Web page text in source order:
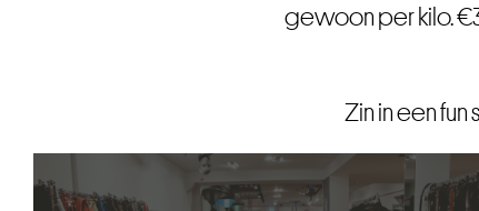
gewoonper kilo.
Zin in een